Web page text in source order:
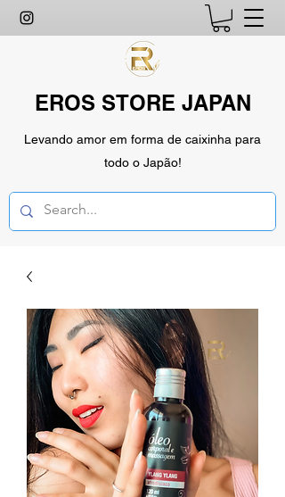
EROS STORE JAPAN
Levando amor em forma de caixinha para
todo o Japão!